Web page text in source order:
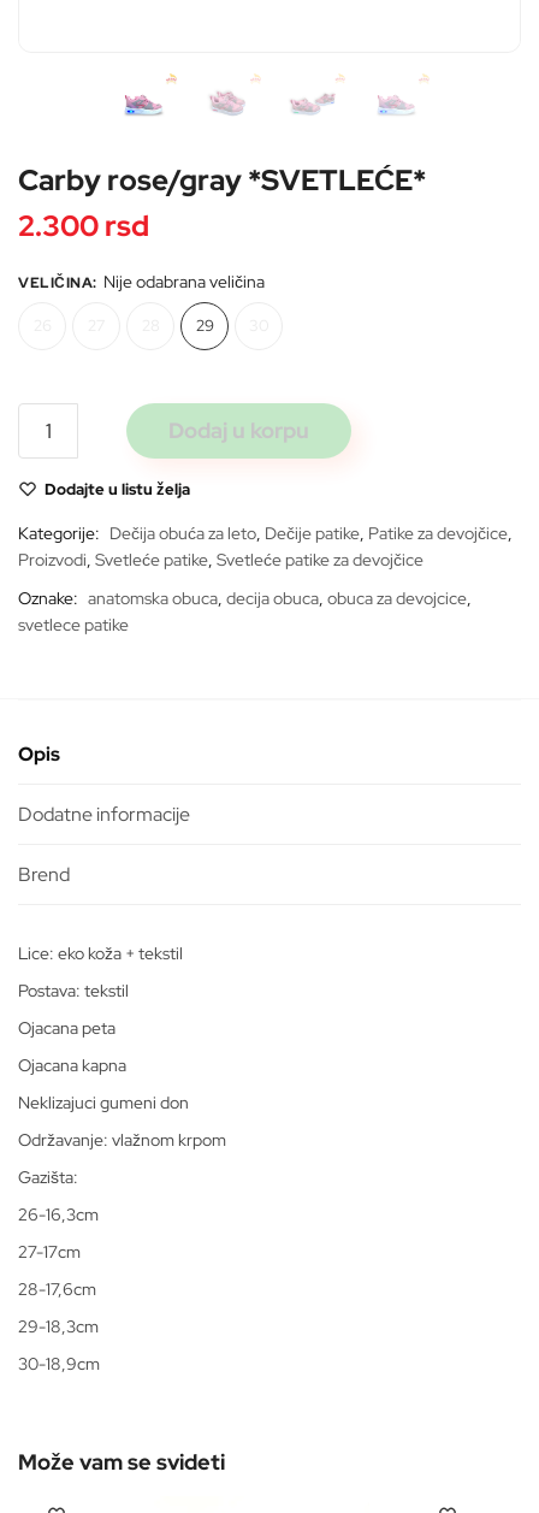
Carby rose/gray *SVETLEĆE*
2.300rsd
VELIČINA: Nije odabrana veličina
29
rose/gray
količina
Dodaj u korpu
Dodajte u listu želja
Kategorije: Dečija obuća za leto, Dečije patike, Patike za devojčice,
Proizvodi, Svetleće patike, Svetleće patike za devojčice
Oznake: anatomska obuca, decija obuca, obuca za devojcice,
svetlece patike
Opis
Dodatne informacije
Lice: eko koža + tekstil
Postava: tekstil
Ojacana peta
Ojacana kapna
Neklizajuci gumeni don
Održavanje: vlažnom krpom
Gazišta:
26-16,3cm
27-17cm
28-17,6cm
29-18,3cm
30-18,9cm